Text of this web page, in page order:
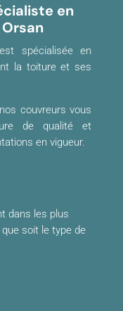
en
spécialisée en
la toiture et ses
couvreurs vous
de qualité et
en vigueur.
dans les plus
soit le type de